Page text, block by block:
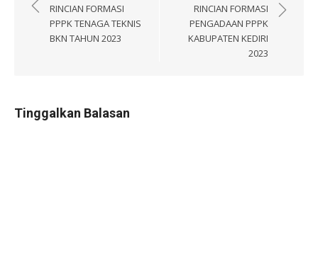
posRINCIAN FORMASI
PPPK TENAGA TEKNIS
BKN TAHUN 2023
RINCIAN FORMASI
PENGADAAN PPPK
KABUPATEN KEDIRI
2023
Tinggalkan Balasan